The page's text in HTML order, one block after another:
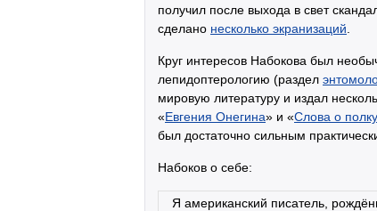
получил после выхода в свет
сделано несколько экранизаций
Круг интересов Набокова был
лепидоптерологию (раздел
мировую литературу и издал
«Евгения Онегина» и «Слова о
был достаточно сильным
Набоков о себе:
Я американский писатель,